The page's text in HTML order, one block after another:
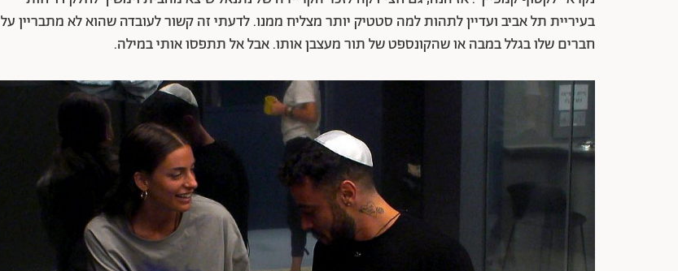
בעיריית תל אביב ועדיין לתהות למה סטטיק יותר מצליח ממנו. לדעתי זה קשור לעובדה שהוא לא מתבריין על
חברים שלו בגלל במבה או שהקונספט של תור מעצבן אותו. אבל אל תתפסו אותי במילה.